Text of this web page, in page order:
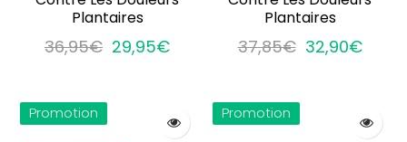
Plantaires
36,95€ 29,95€
Plantaires
37,85€ 32,90€
Promotion Promotion